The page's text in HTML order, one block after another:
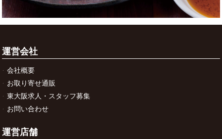
運営会社
会社概要
お取り寄せ通販
東大阪求人・スタッフ募集
お問い合わせ
運営店舗